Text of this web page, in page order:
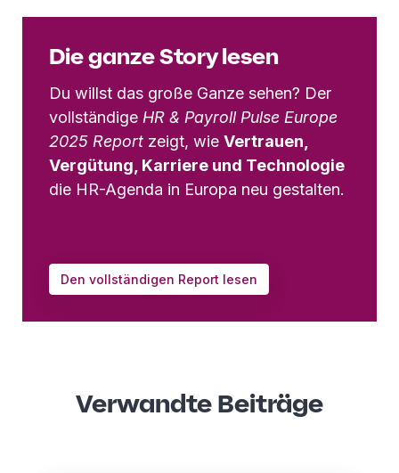
Die ganze Story lesen
Du willst das große Ganze sehen? Der
vollständige HR & Payroll Pulse Europe
2025 Report zeigt, wie Vertrauen,
Vergütung, Karriere und Technologie
die HR-Agenda in Europa neu gestalten.
Den vollständigen Report lesen
Verwandte Beiträge